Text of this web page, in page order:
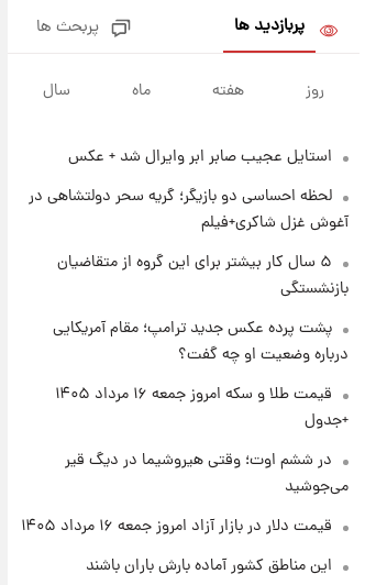
جزئیات فعال‌سازی «کیف پول
ایران» اعلام شد+فیلم
۱ روز پیش
۱۵ مرداد ۱۴۰۵ +جدول
قیمت طلا و سکه امروز پنجشنبه
۱۵ مرداد ۱۴۰۵
شارژ جدید کالابرگ برای سه
پربازدید ها پربحث ها
روز هفته ماه سال
استایل عجیب صابر ابر وایرال شد + عکس
لحظه احساسی دو بازیگر؛ گریه سحر دولتشاهی در
آغوش غزل شاکری+فیلم
۵ سال کار بیشتر برای این گروه از متقاضیان
بازنشستگی
پشت پرده عکس جدید ترامپ؛ مقام آمریکایی
درباره وضعیت او چه گفت؟
قیمت طلا و سکه امروز جمعه ۱۶ مرداد ۱۴۰۵
+جدول
در ششم اوت؛ وقتی هیروشیما در دیگ قیر
می‌جوشید
قیمت دلار در بازار آزاد امروز جمعه ۱۶ مرداد ۱۴۰۵
این مناطق کشور آماده بارش باران باشند